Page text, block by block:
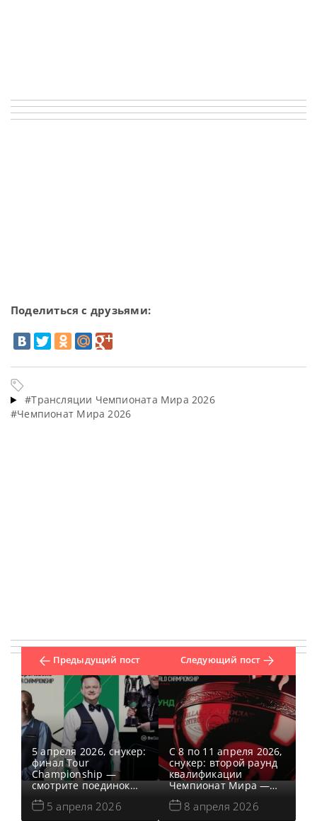
Поделиться с друзьями:
#Трансляции Чемпионата Мира 2026
#Чемпионат Мира 2026
Предыдущий пост
5 апреля 2026, снукер:
финал Tour
Championship —
смотрите поединок
между Джаддом
Трампом и Чжао
5 апреля 2026
Следующий пост
С 8 по 11 апреля 2026,
снукер: второй раунд
квалификации
Чемпионат Мира —
смотрите поединки
игроков в прямом
8 апреля 2026